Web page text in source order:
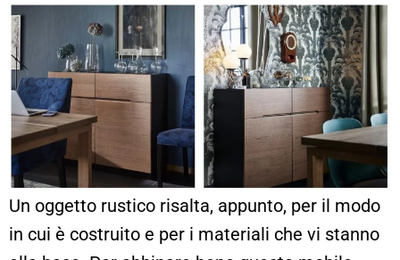
Un oggetto rustico risalta, appunto, per il modo
in cui è costruito e per i materiali che vi stanno